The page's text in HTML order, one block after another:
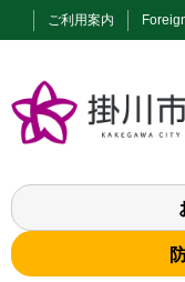
ご利用案内